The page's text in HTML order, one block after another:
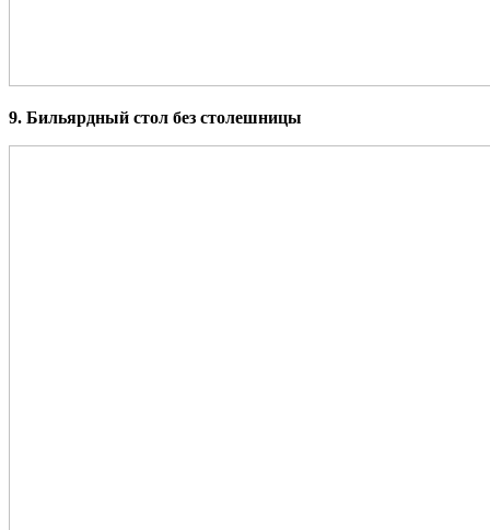
9. Бильярдный стол без столешницы